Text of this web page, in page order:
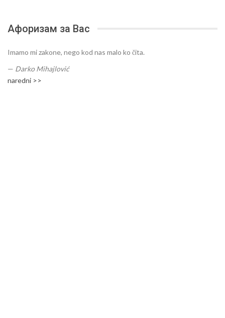
Афоризам за Вас
Imamo mi zakone, nego kod nas malo ko čita.
— Darko Mihajlović
naredni >>